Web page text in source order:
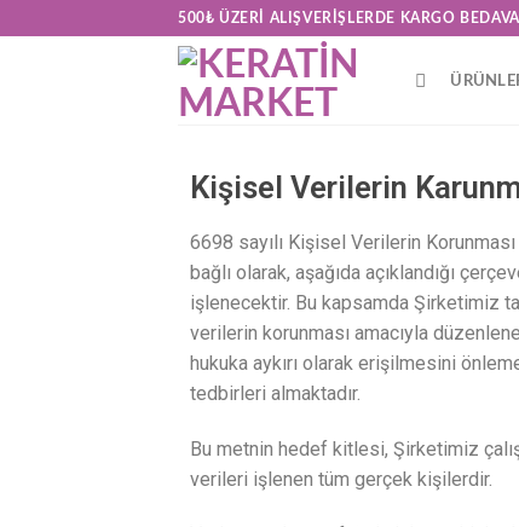
500₺ ÜZERI ALIŞVERIŞLERDE KARGO BEDAVA
Kişisel Verilerin
6698 sayılı Kişisel Verilerin
bağlı olarak, aşağıda açıklandığı
işlenecektir. Bu kapsamda Şirketimiz
verilerin korunması amacıyla
hukuka aykırı olarak erişilmesini
tedbirleri almaktadır.
Bu metnin hedef kitlesi, Şirketimiz
verileri işlenen tüm gerçek kişilerdir.